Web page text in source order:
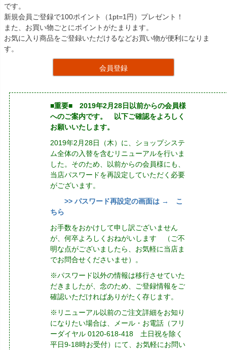
です。
新規会員ご登録で100ポイント（1pt=1円）プレゼント！
また、お買い物ごとにポイントがたまります。
お気に入り商品をご登録いただけるなどお買い物が便利になりま
す。
会員登録
■重要■ 2019年2月28日以前からの会員様
へのご案内です。 以下ご確認をよろしく
お願いいたします。
2019年2月28日（木）に、ショップシステ
ム全体の入替を含むリニューアルを行いま
した。そのため、以前からの会員様にも、
当店パスワードを再設定していただく必要
がございます。
>> パスワード再設定の画面は → こ
ちら
お手数をおかけして申し訳ございません
が、何卒よろしくおねがいします （ご不
明な点がございましたら、お気軽に当店ま
でお問合せくださいませ）。
※パスワード以外の情報は移行させていた
だきましたが、念のため、ご登録情報をご
確認いただければありがたく存じます。
※リニューアル以前のご注文詳細をお知り
になりたい場合は、メール・お電話（フリ
ーダイヤル 0120-618-418 土日祝を除く
平日9-18時お受付）にて、お気軽にお問い